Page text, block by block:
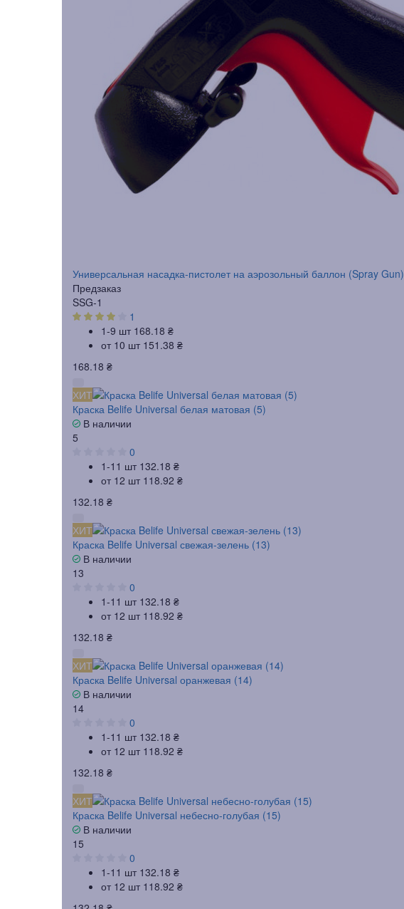
Универсальная насадка-пистолет на аэрозольный баллон (Spray Gun)
Предзаказ
SSG-1
1
1-9 шт 168.18 ₴
от 10 шт 151.38 ₴
168.18 ₴
ХИТ
Краска Belife Universal белая матовая (5)
В наличии
5
0
1-11 шт 132.18 ₴
от 12 шт 118.92 ₴
132.18 ₴
ХИТ
Краска Belife Universal свежая-зелень (13)
В наличии
13
0
1-11 шт 132.18 ₴
от 12 шт 118.92 ₴
132.18 ₴
ХИТ
Краска Belife Universal оранжевая (14)
В наличии
14
0
1-11 шт 132.18 ₴
от 12 шт 118.92 ₴
132.18 ₴
ХИТ
Краска Belife Universal небесно-голубая (15)
В наличии
15
0
1-11 шт 132.18 ₴
от 12 шт 118.92 ₴